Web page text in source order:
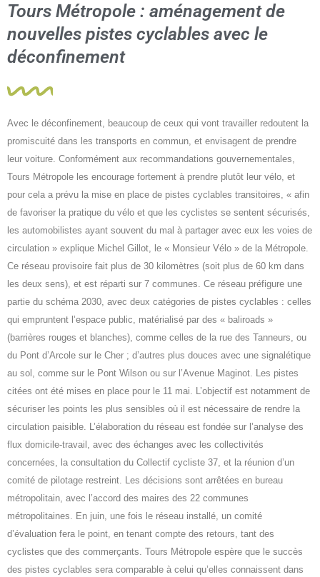
Tours Métropole : aménagement de
nouvelles pistes cyclables avec le
déconfinement
Avec le déconfinement, beaucoup de ceux qui vont travailler redoutent la
promiscuité dans les transports en commun, et envisagent de prendre
leur voiture. Conformément aux recommandations gouvernementales,
Tours Métropole les encourage fortement à prendre plutôt leur vélo, et
pour cela a prévu la mise en place de pistes cyclables transitoires, « afin
de favoriser la pratique du vélo et que les cyclistes se sentent sécurisés,
les automobilistes ayant souvent du mal à partager avec eux les voies de
circulation » explique Michel Gillot, le « Monsieur Vélo » de la Métropole.
Ce réseau provisoire fait plus de 30 kilomètres (soit plus de 60 km dans
les deux sens), et est réparti sur 7 communes. Ce réseau préfigure une
partie du schéma 2030, avec deux catégories de pistes cyclables : celles
qui empruntent l’espace public, matérialisé par des « baliroads »
(barrières rouges et blanches), comme celles de la rue des Tanneurs, ou
du Pont d’Arcole sur le Cher ; d’autres plus douces avec une signalétique
au sol, comme sur le Pont Wilson ou sur l’Avenue Maginot. Les pistes
citées ont été mises en place pour le 11 mai. L’objectif est notamment de
sécuriser les points les plus sensibles où il est nécessaire de rendre la
circulation paisible. L’élaboration du réseau est fondée sur l’analyse des
flux domicile-travail, avec des échanges avec les collectivités
concernées, la consultation du Collectif cycliste 37, et la réunion d’un
comité de pilotage restreint. Les décisions sont arrêtées en bureau
métropolitain, avec l’accord des maires des 22 communes
métropolitaines. En juin, une fois le réseau installé, un comité
d’évaluation fera le point, en tenant compte des retours, tant des
cyclistes que des commerçants. Tours Métropole espère que le succès
des pistes cyclables sera comparable à celui qu’elles connaissent dans